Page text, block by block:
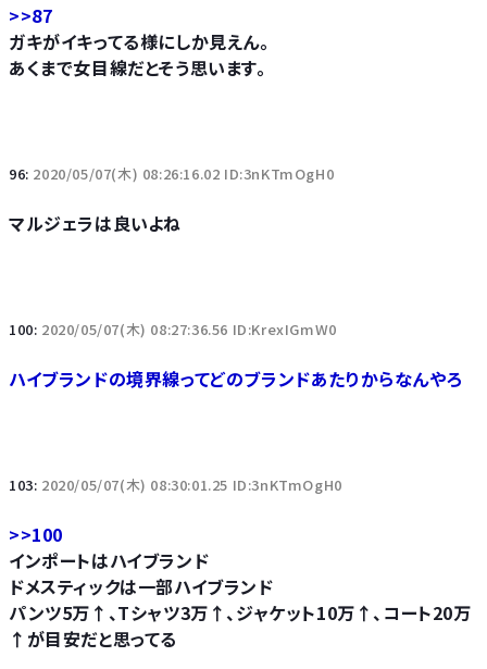
>>87
ガキがイキってる様にしか見えん。
あくまで女目線だとそう思います。
96: 2020/05/07(木) 08:26:16.02 ID:3nKTmOgH0
マルジェラは良いよね
100: 2020/05/07(木) 08:27:36.56 ID:KrexIGmW0
ハイブランドの境界線ってどのブランドあたりからなんやろ
103: 2020/05/07(木) 08:30:01.25 ID:3nKTmOgH0
>>100
インポートはハイブランド
ドメスティックは一部ハイブランド
パンツ5万↑、Tシャツ3万↑、ジャケット10万↑、コート20万
↑が目安だと思ってる